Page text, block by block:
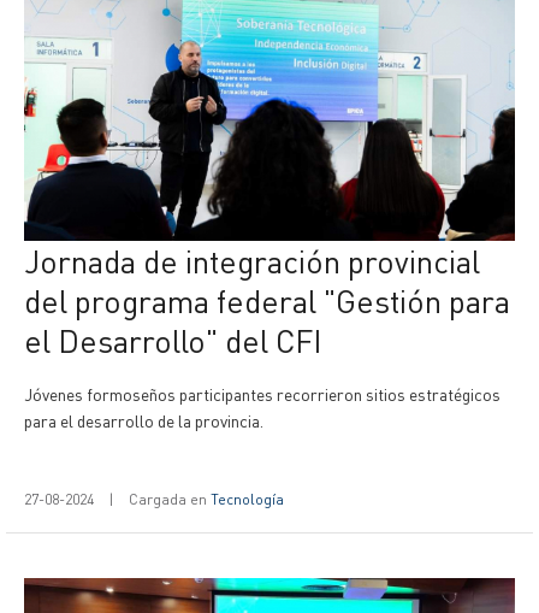
Jornada de integración provincial
del programa federal "Gestión para
el Desarrollo" del CFI
Jóvenes formoseños participantes recorrieron sitios estratégicos
para el desarrollo de la provincia.
27-08-2024 | Cargada en Tecnología